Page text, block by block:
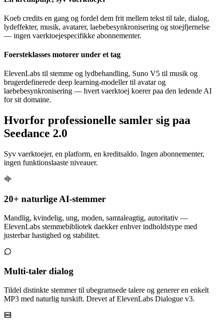
Koeb credits en gang og fordel dem frit mellem tekst til tale, dialog,
lydeffekter, musik, avatarer, laebebesynkronisering og stoejfjernelse
— ingen vaerktoejespecifikke abonnementer.
Foersteklasses motorer under et tag
ElevenLabs til stemme og lydbehandling, Suno V5 til musik og
brugerdefinerede deep learning-modeller til avatar og
laebebesynkronisering — hvert vaerktoej koerer paa den ledende AI
for sit domaine.
Hvorfor professionelle samler sig paa
Seedance 2.0
Syv vaerktoejer, en platform, en kreditsaldo. Ingen abonnementer,
ingen funktionslaaste niveauer.
20+ naturlige AI-stemmer
Mandlig, kvindelig, ung, moden, samtaleagtig, autoritativ —
ElevenLabs stemmebibliotek daekker enhver indholdstype med
justerbar hastighed og stabilitet.
Multi-taler dialog
Tildel distinkte stemmer til ubegramsede talere og generer en enkelt
MP3 med naturlig turskift. Drevet af ElevenLabs Dialogue v3.